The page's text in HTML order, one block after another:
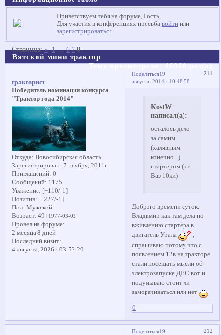
Приветствуем тебя на форуме, Гость.
Для участия в конференциях просьба войтиили
зарегистрироваться.
Вятский мини трактор
Тему просмотрели:46960раз(а)
Страница:« 1 … 6 7 8
Поделиться 211
19
августа, 2014г. 10:48:58
tракtорисt
Победитель номинации конкурса
"Трактор года 2014"
Откуда: Новосибирская область
Зарегистрирован: 7 ноября, 2011г.
Приглашений: 0
Сообщений: 1175
Уважение: [+110/-1]
Позитив: [+227/-1]
Пол: Мужской
Возраст: 49 [1977-03-02]
Провел на форуме:
2 месяца 8 дней
Последний визит:
4 августа, 2026г. 03:53:29
KostW
написал(а):
осталось дело
за самим
(халявным
конечно )
стартером (от
Ваз 10ки)
Доброго времени суток,
Владимир как там дела по
вживлению стартера в
двигатель Урала
,
спрашиваю потому что с
появлением 12в на тракторе
стали посещать мысли об
электрозапуске ДВС вот и
подумываю стоит ли
заморачиваться или нет
0
Поделиться 212
19